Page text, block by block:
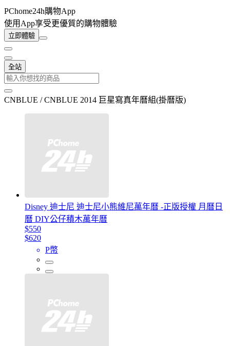
PChome24h購物App
使用App享受更優質的購物體驗
立即體驗
全站
CNBLUE / CNBLUE 2014 巨星寫真年曆組(掛曆版)
Disney 迪士尼 迪士尼小熊維尼萬年曆 -正版授權 月曆日
曆 DIY公仔積木萬年曆
$550
$620
P幣